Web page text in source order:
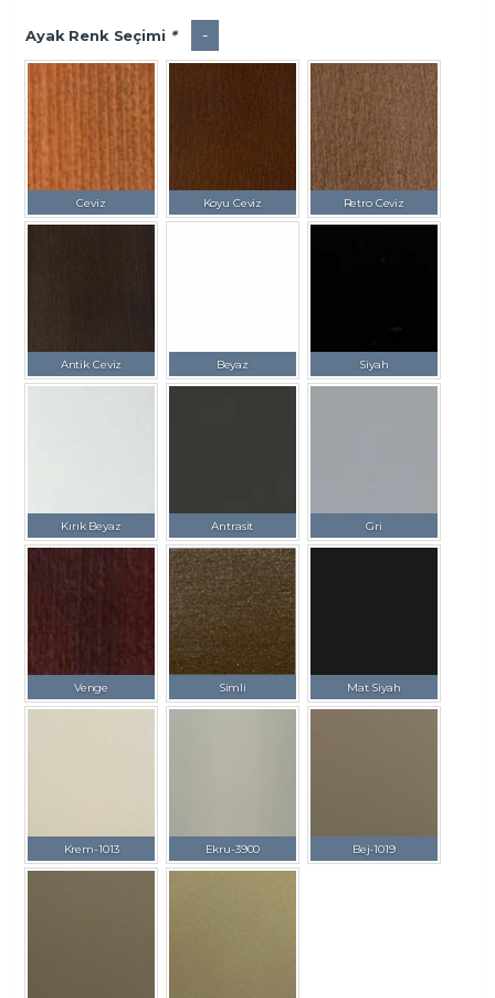
Ayak Renk Seçimi *
Ceviz Koyu Ceviz Retro Ceviz
Antik Ceviz Beyaz Siyah
Kırık Beyaz Antrasit Gri
Venge Simli Mat Siyah
Krem-1013 Ekru-3900 Bej-1019
-